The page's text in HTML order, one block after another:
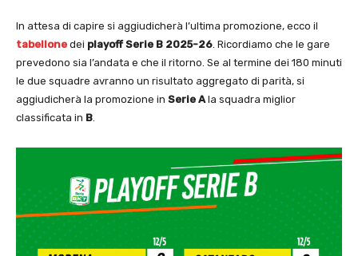
In attesa di capire si aggiudicherà l’ultima promozione, ecco il
tabellone dei playoff Serie B 2025-26. Ricordiamo che le gare
prevedono sia l’andata e che il ritorno. Se al termine dei 180 minuti
le due squadre avranno un risultato aggregato di parità, si
aggiudicherà la promozione in Serie Ala squadra miglior
classificata in B.